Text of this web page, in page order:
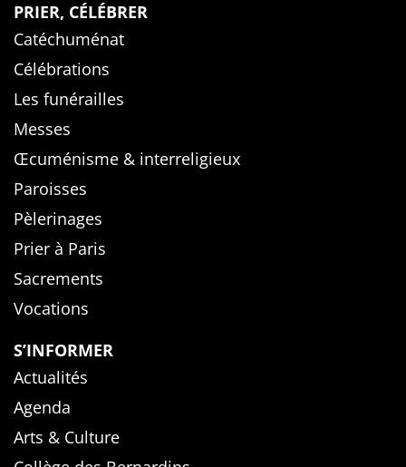
PRIER, CÉLÉBRER
Catéchuménat
Célébrations
Les funérailles
Messes
Œcuménisme & interreligieux
Paroisses
Pèlerinages
Prier à Paris
Sacrements
Vocations
S’INFORMER
Actualités
Agenda
Arts & Culture